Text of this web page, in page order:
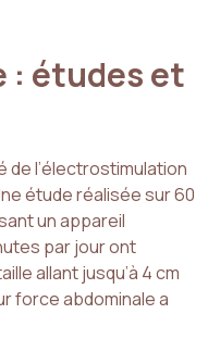
: études et
de l’électrostimulation
étude réalisée sur 60
un appareil
par jour ont
allant jusqu’à 4 cm
force abdominale a